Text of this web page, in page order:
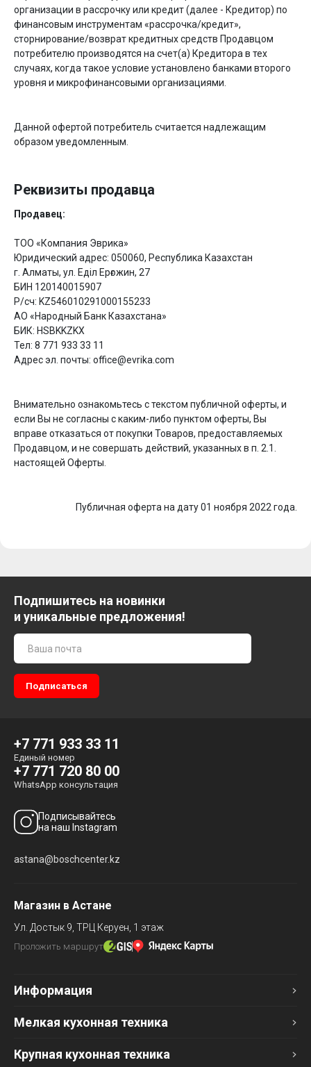
организации в рассрочку или кредит (далее - Кредитор) по
финансовым инструментам «рассрочка/кредит»,
сторнирование/возврат кредитных средств Продавцом
потребителю производятся на счет(а) Кредитора в тех
случаях, когда такое условие установлено банками второго
уровня и микрофинансовыми организациями.
Данной офертой потребитель считается надлежащим
образом уведомленным.
Реквизиты продавца
Продавец:
ТОО «Компания Эврика»
Юридический адрес: 050060, Республика Казахстан
г. Алматы, ул. Еділ Ерғожин, 27
БИН 120140015907
Р/сч: KZ546010291000155233
АО «Народный Банк Казахстана»
БИК: HSBKKZKX
Тел: 8 771 933 33 11
Адрес эл. почты: office@еvrika.com
Внимательно ознакомьтесь с текстом публичной оферты, и
если Вы не согласны с каким-либо пунктом оферты, Вы
вправе отказаться от покупки Товаров, предоставляемых
Продавцом, и не совершать действий, указанных в п. 2.1.
настоящей Оферты.
Публичная оферта на дату 01 ноября 2022 года.
Подпишитесь на новинки
и уникальные предложения!
+7 771 933 33 11
Единый номер
+7 771 720 80 00
WhatsApp консультация
Подписывайтесь
на наш Instagram
astana@boschcenter.kz
Магазин в Астане
Ул. Достык 9, ТРЦ Керуен, 1 этаж
Проложить маршрут
Информация
Мелкая кухонная техника
Крупная кухонная техника